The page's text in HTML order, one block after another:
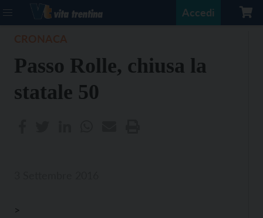
Accedi
Passo Rolle, chiusa la
statale 50
>